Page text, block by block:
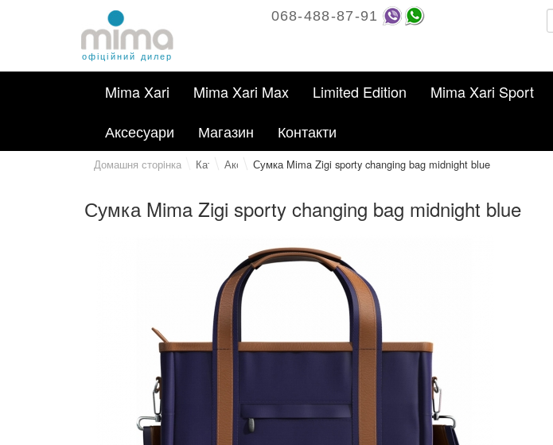
офіційний дилер
068-488-87-91
Mima Xari Mima Xari Max Limited Edition Mima Xari Sport
Аксесуари
Магазин Контакти
Домашня сторiнка КаталогАксесуариСумка Mima Zigi sporty changing bag midnight blue
Сумка Mima Zigi sporty changing bag midnight blue